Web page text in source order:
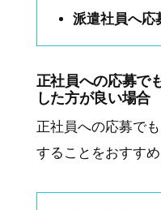
派遣社員へ応
正社員への応募で
した方が良い場合
正社員への応募で
することをおすすめ